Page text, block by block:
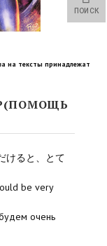
Edition
Fan Edition
на тексты принадлежат
けると、とて
be very
очень
ПОИСК